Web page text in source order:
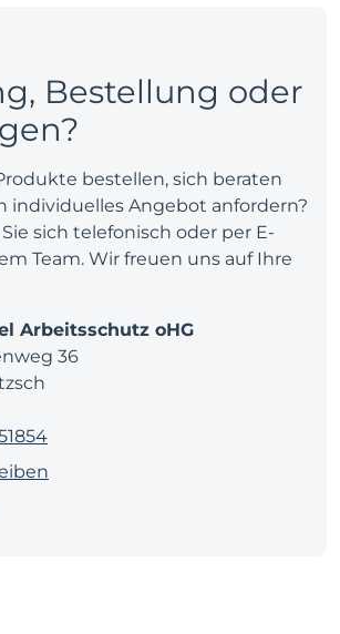
Bestellung oder
bestellen, sich beraten
individuelles Angebot anfordern?
sich telefonisch oder per E-
Team. Wir freuen uns auf Ihre
Arbeitsschutz oHG
36